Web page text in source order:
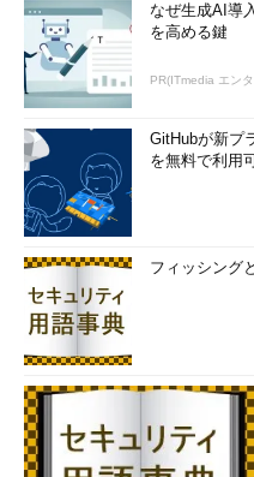
なぜ生成AI導
を高める鍵
PR(ITmedia エン
GitHubが新プ
を無料で利用
フィッシング